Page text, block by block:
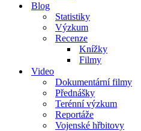
Blog
Statistiky
Výzkum
Recenze
Knížky
Filmy
Video
Dokumentární filmy
Přednášky
Terénní výzkum
Reportáže
Vojenské hřbitovy